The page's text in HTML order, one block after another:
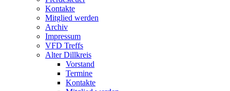
Kontakte
Mitglied werden
Archiv
Impressum
VFD Treffs
Alter Dillkreis
Vorstand
Termine
Kontakte